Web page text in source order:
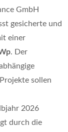
GmbH
gesicherte und
einer
. Der
sollen
2026
durch die